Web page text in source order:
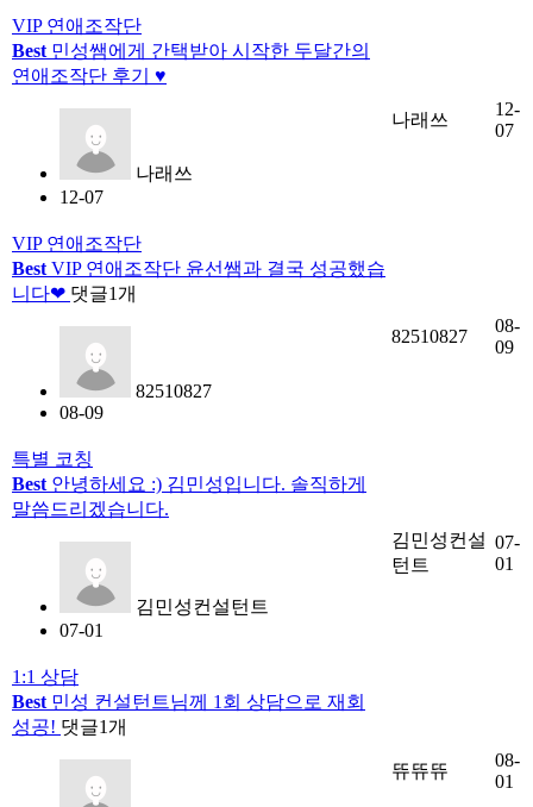
VIP 연애조작단
Best 민성쌤에게 간택받아 시작한 두달간의
연애조작단 후기 ♥
나래쓰
12-07
나래쓰
12-
07
VIP 연애조작단
Best VIP 연애조작단 윤선쌤과 결국 성공했습
니다❤ 댓글1개
82510827
08-09
82510827
08-
09
특별 코칭
Best 안녕하세요 :) 김민성입니다. 솔직하게
말씀드리겠습니다.
김민성컨설턴트
07-01
김민성컨설
턴트
07-
01
1:1 상담
Best 민성 컨설턴트님께 1회 상담으로 재회
성공! 댓글1개
뜌뜌뜌
08-
01